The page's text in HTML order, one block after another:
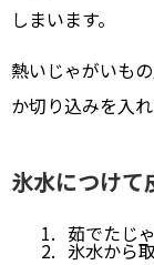
しまいます。
熱いじゃがいも
か切り込みを入れ
氷水につけて
茹でたじ
氷水から